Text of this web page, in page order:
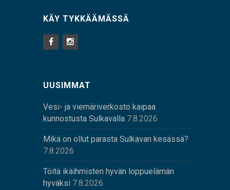
KÄY TYKKÄÄMÄSSÄ
UUSIMMAT
Vesi- ja viemäriverkosto kaipaa
kunnostusta Sulkavalla 7.8.2026
Mikä on ollut parasta Sulkavan kesässä?
7.8.2026
Töitä ikäihmisten hyvän loppuelämän
hyväksi 7.8.2026